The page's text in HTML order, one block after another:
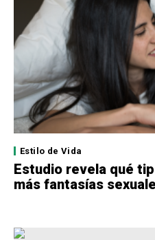
Estilo de Vida
Estudio revela qué
más fantasías